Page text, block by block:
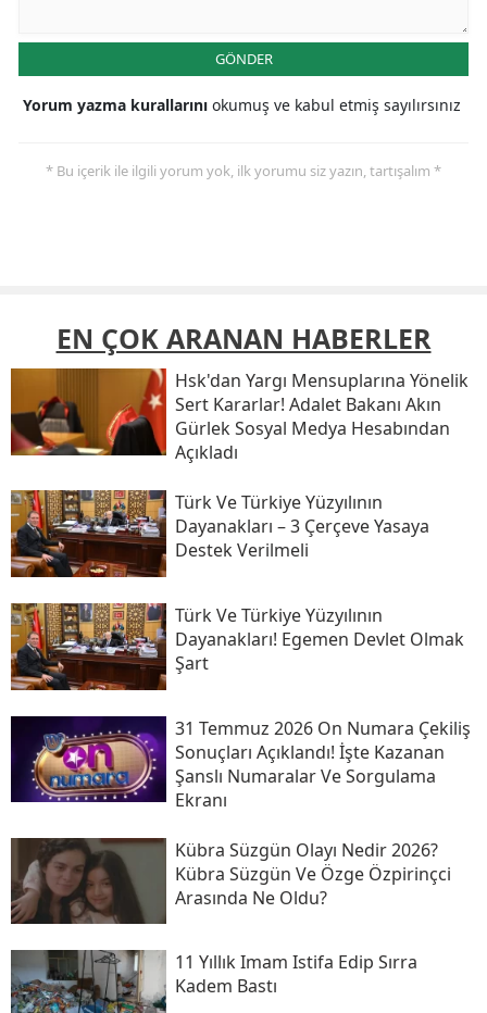
GÖNDER
Yorum yazma kurallarını okumuş ve kabul etmiş sayılırsınız
* Bu içerik ile ilgili yorum yok, ilk yorumu siz yazın, tartışalım *
EN ÇOK ARANAN HABERLER
Hsk'dan Yargı Mensuplarına Yönelik
Sert Kararlar! Adalet Bakanı Akın
Gürlek Sosyal Medya Hesabından
Açıkladı
Türk Ve Türkiye Yüzyılının
Dayanakları – 3 Çerçeve Yasaya
Destek Verilmeli
Türk Ve Türkiye Yüzyılının
Dayanakları! Egemen Devlet Olmak
Şart
31 Temmuz 2026 On Numara Çekiliş
Sonuçları Açıklandı! İşte Kazanan
Şanslı Numaralar Ve Sorgulama
Ekranı
Kübra Süzgün Olayı Nedir 2026?
Kübra Süzgün Ve Özge Özpirinçci
Arasında Ne Oldu?
11 Yıllık Imam Istifa Edip Sırra
Kadem Bastı